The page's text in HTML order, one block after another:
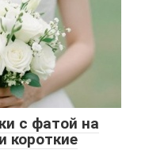
с фатой на
короткие